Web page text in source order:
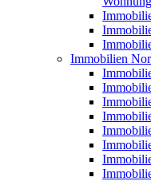
Immobilien